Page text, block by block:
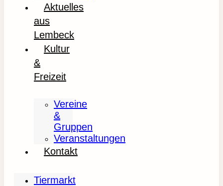
Aktuelles
aus
Lembeck
Kultur
&
Freizeit
Vereine
&
Gruppen
Veranstaltungen
Kontakt
Tiermarkt